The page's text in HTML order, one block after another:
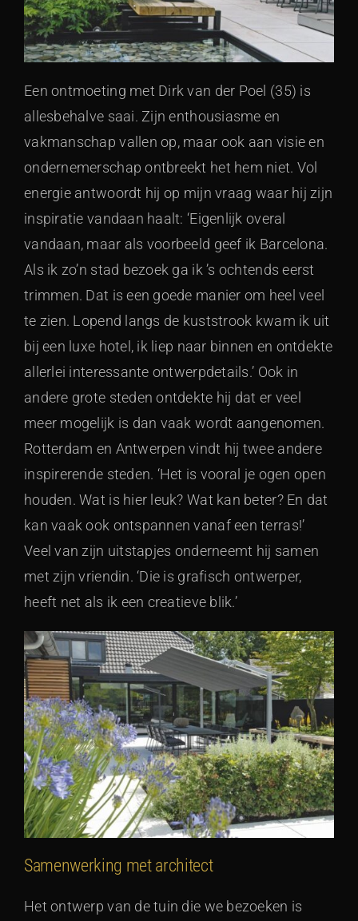
Een ontmoeting met Dirk van der Poel (35) is
allesbehalve saai. Zijn enthousiasme en
vakmanschap vallen op, maar ook aan visie en
ondernemerschap ontbreekt het hem niet. Vol
energie antwoordt hij op mijn vraag waar hij zijn
inspiratie vandaan haalt: ‘Eigenlijk overal
vandaan, maar als voorbeeld geef ik Barcelona.
Als ik zo’n stad bezoek ga ik ’s ochtends eerst
trimmen. Dat is een goede manier om heel veel
te zien. Lopend langs de kuststrook kwam ik uit
bij een luxe hotel, ik liep naar binnen en ontdekte
allerlei interessante ontwerpdetails.’ Ook in
andere grote steden ontdekte hij dat er veel
meer mogelijk is dan vaak wordt aangenomen.
Rotterdam en Antwerpen vindt hij twee andere
inspirerende steden. ‘Het is vooral je ogen open
houden. Wat is hier leuk? Wat kan beter? En dat
kan vaak ook ontspannen vanaf een terras!’
Veel van zijn uitstapjes onderneemt hij samen
met zijn vriendin. ‘Die is grafisch ontwerper,
heeft net als ik een creatieve blik.’
Samenwerking met architect
Het ontwerp van de tuin die we bezoeken is